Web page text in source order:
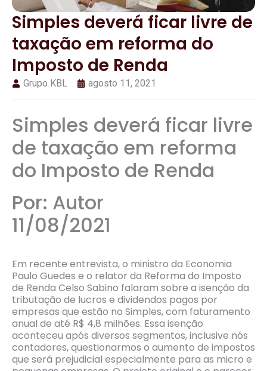
Simples deverá ficar livre de
taxação em reforma do
Imposto de Renda
Grupo KBL agosto 11, 2021
Simples deverá ficar livre
de taxação em reforma
do Imposto de Renda
Por: Autor
11/08/2021
Em recente entrevista, o ministro da Economia
Paulo Guedes e o relator da Reforma do Imposto
de Renda Celso Sabino falaram sobre a isenção da
tributação de lucros e dividendos pagos por
empresas que estão no Simples, com faturamento
anual de até R$ 4,8 milhões. Essa isenção
aconteceu após diversos segmentos, inclusive nós
contadores, questionarmos o aumento de impostos
que será prejudicial especialmente para as micro e